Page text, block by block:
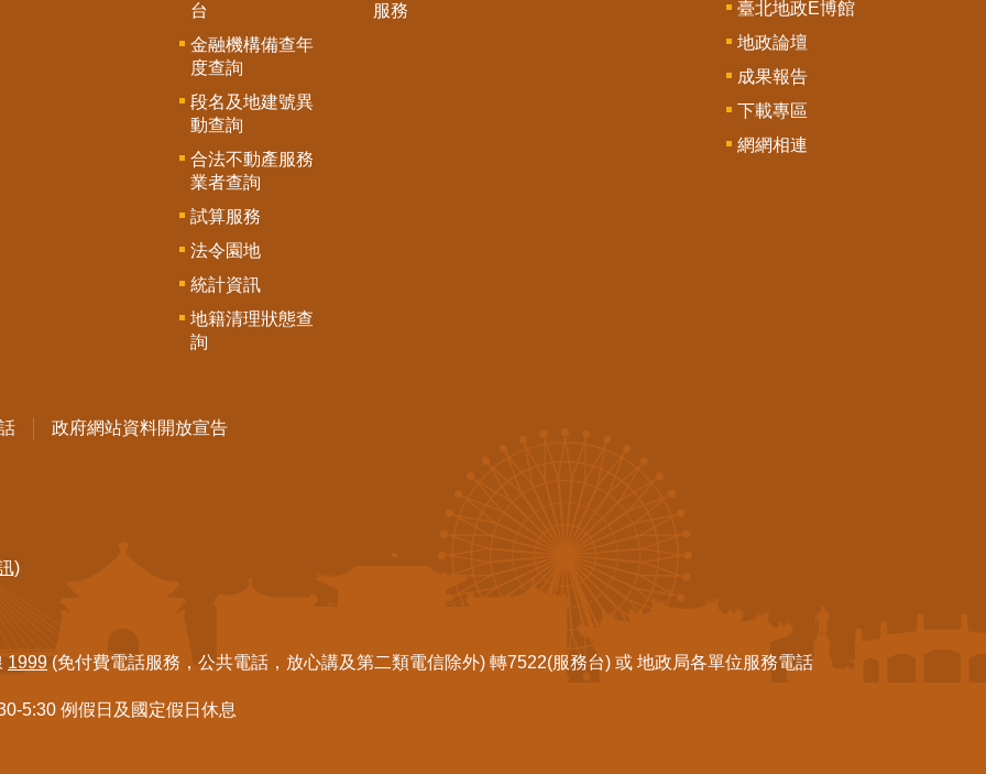
台
金融機構備查年
度查詢
段名及地建號異
動查詢
合法不動產服務
業者查詢
試算服務
法令園地
統計資訊
地籍清理狀態查
詢
服務
臺北地政E博館
地政論壇
成果報告
下載專區
網網相連
政府網站資料開放宣告
)
1999 (免付費電話服務，公共電話，放心講及第二類電信除外) 轉7522(服務台) 或 地政局各單位服務電話
5:30 例假日及國定假日休息